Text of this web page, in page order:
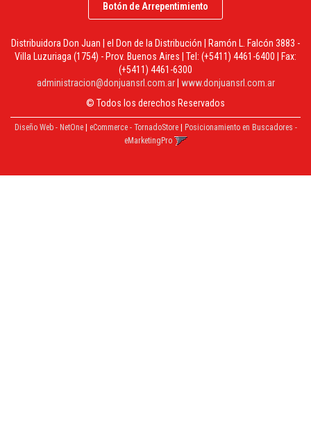
Botón de Arrepentimiento
Distribuidora Don Juan | el Don de la Distribución | Ramón L. Falcón 3883 -
Villa Luzuriaga (1754) - Prov. Buenos Aires | Tel: (+5411) 4461-6400 | Fax:
(+5411) 4461-6300
administracion@donjuansrl.com.ar| www.donjuansrl.com.ar
© Todos los derechos Reservados
Diseño Web - NetOne| eCommerce - TornadoStore|
Posicionamiento en Buscadores -
eMarketingPro